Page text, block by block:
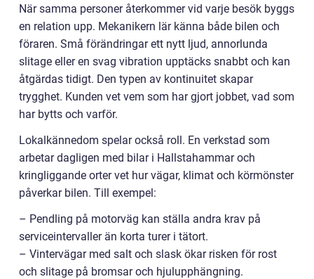
När samma personer återkommer vid varje besök byggs
en relation upp. Mekanikern lär känna både bilen och
föraren. Små förändringar ett nytt ljud, annorlunda
slitage eller en svag vibration upptäcks snabbt och kan
åtgärdas tidigt. Den typen av kontinuitet skapar
trygghet. Kunden vet vem som har gjort jobbet, vad som
har bytts och varför.
Lokalkännedom spelar också roll. En verkstad som
arbetar dagligen med bilar i Hallstahammar och
kringliggande orter vet hur vägar, klimat och körmönster
påverkar bilen. Till exempel:
– Pendling på motorväg kan ställa andra krav på
serviceintervaller än korta turer i tätort.
– Vintervägar med salt och slask ökar risken för rost
och slitage på bromsar och hjulupphängning.